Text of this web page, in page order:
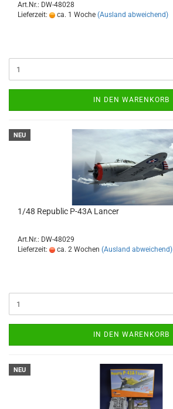
Art.Nr.: DW-48028
Lieferzeit:
ca. 1 Woche (Ausland abweichend)
IN DEN WARENKORB
NEU
1/48 Republic P-43A Lancer
Art.Nr.: DW-48029
Lieferzeit:
ca. 2 Wochen (Ausland abweichend)
IN DEN WARENKORB
NEU